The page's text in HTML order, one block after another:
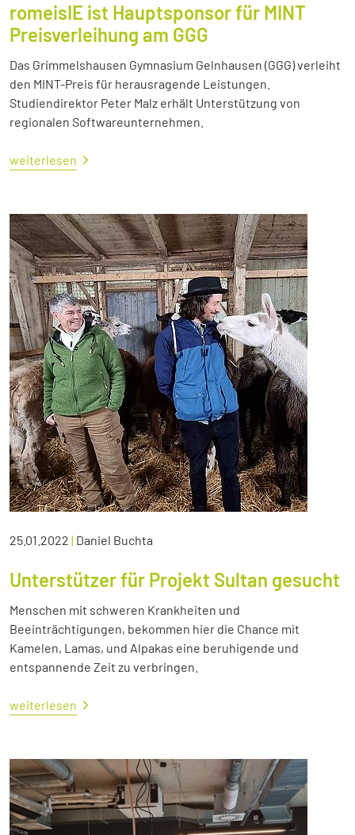
romeisIE ist Hauptsponsor für MINT
Preisverleihung am GGG
Das Grimmelshausen Gymnasium Gelnhausen (GGG) verleiht
den MINT-Preis für herausragende Leistungen.
Studiendirektor Peter Malz erhält Unterstützung von
regionalen Softwareunternehmen.
weiterlesen
25.01.2022 | Daniel Buchta
Unterstützer für Projekt Sultan gesucht
Menschen mit schweren Krankheiten und
Beeinträchtigungen, bekommen hier die Chance mit
Kamelen, Lamas, und Alpakas eine beruhigende und
entspannende Zeit zu verbringen.
weiterlesen